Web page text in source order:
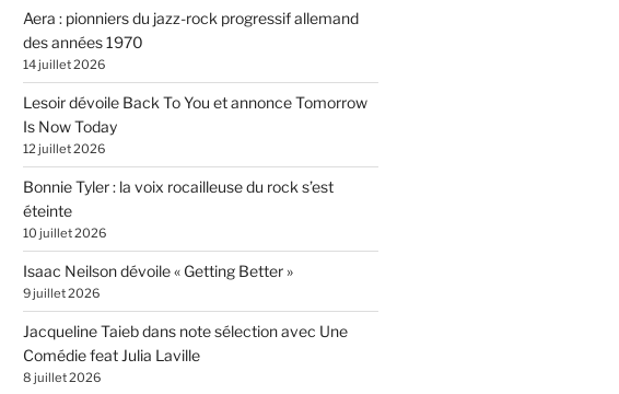
Aera : pionniers du jazz-rock progressif allemand
des années 1970
14 juillet 2026
Lesoir dévoile Back To You et annonce Tomorrow
Is Now Today
12 juillet 2026
Bonnie Tyler : la voix rocailleuse du rock s’est
éteinte
10 juillet 2026
Isaac Neilson dévoile « Getting Better »
9 juillet 2026
Jacqueline Taieb dans note sélection avec Une
Comédie feat Julia Laville
8 juillet 2026